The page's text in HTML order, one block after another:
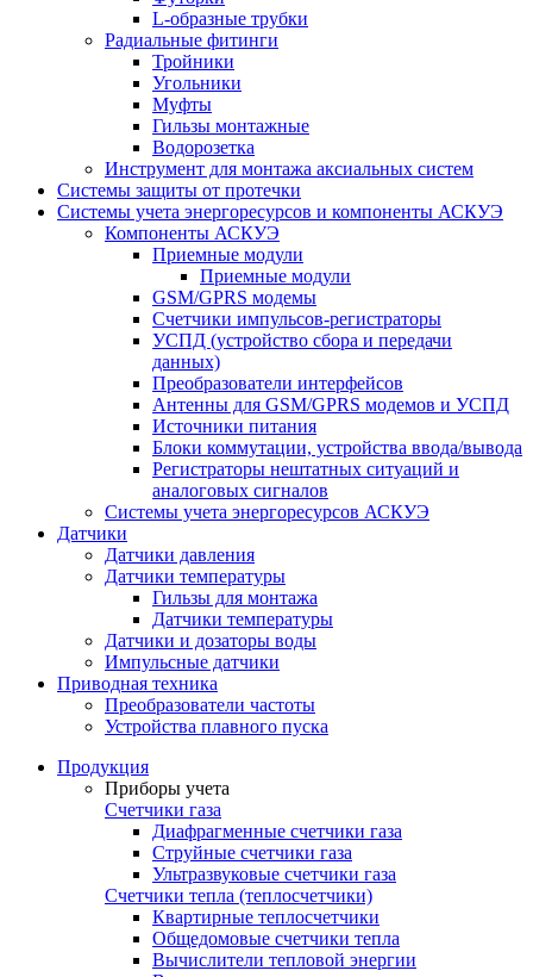
L-образные трубки
Радиальные фитинги
Тройники
Угольники
Муфты
Гильзы монтажные
Водорозетка
Инструмент для монтажа аксиальных систем
Системы защиты от протечки
Системы учета энергоресурсов и компоненты АСКУЭ
Компоненты АСКУЭ
Приемные модули
Приемные модули
GSM/GPRS модемы
Счетчики импульсов-регистраторы
УСПД (устройство сбора и передачи
данных)
Преобразователи интерфейсов
Антенны для GSM/GPRS модемов и УСПД
Источники питания
Блоки коммутации, устройства ввода/вывода
Регистраторы нештатных ситуаций и
аналоговых сигналов
Системы учета энергоресурсов АСКУЭ
Датчики
Датчики давления
Датчики температуры
Гильзы для монтажа
Датчики температуры
Датчики и дозаторы воды
Импульсные датчики
Приводная техника
Преобразователи частоты
Устройства плавного пуска
Продукция
Приборы учета
Счетчики газа
Диафрагменные счетчики газа
Струйные счетчики газа
Ультразвуковые счетчики газа
Счетчики тепла (теплосчетчики)
Квартирные теплосчетчики
Общедомовые счетчики тепла
Вычислители тепловой энергии